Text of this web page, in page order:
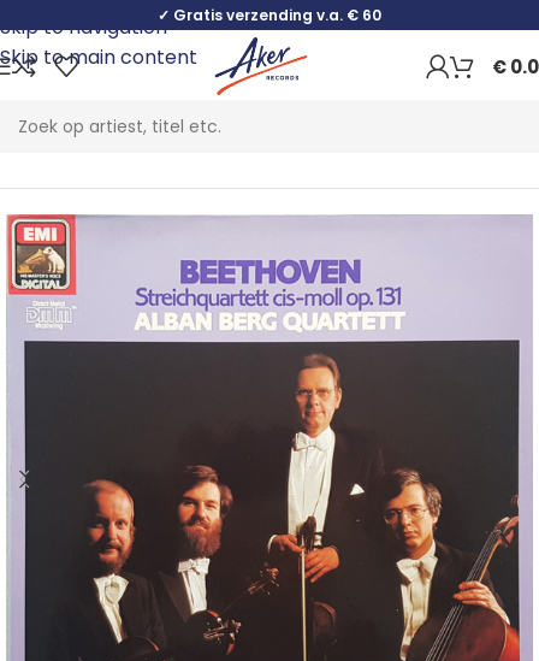
Skip to navigation
Skip to main content
✓ Gratis verzending v.a. € 60
€
Home Classical